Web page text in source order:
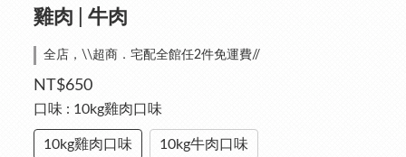
雞肉 | 牛肉
全店，\\超商．宅配全館任2件免運費//
NT$650
口味 : 10kg雞肉口味
10kg雞肉口味 10kg牛肉口味